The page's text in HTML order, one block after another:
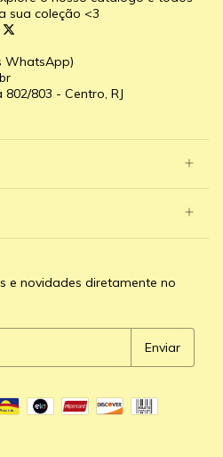
sua coleção <3
WhatsApp)
803 - Centro, RJ
e novidades diretamente no